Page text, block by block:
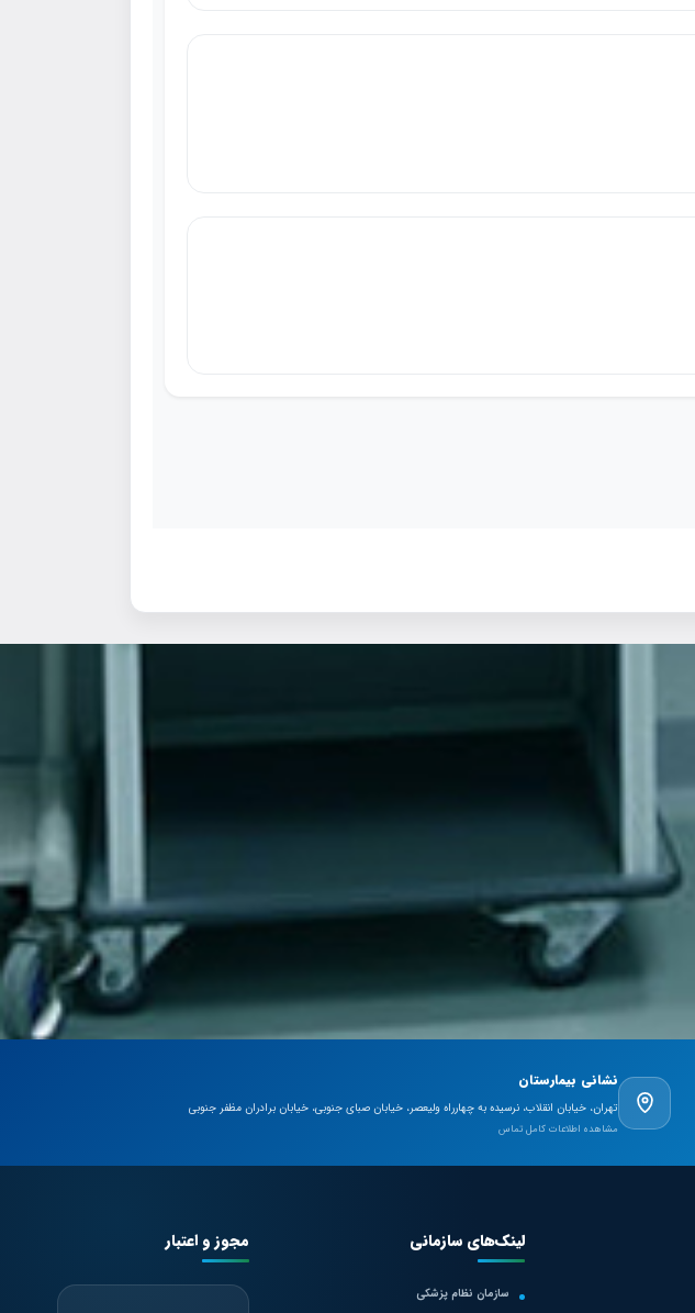
نشانی بیمارستان
تهران، خیابان انقلاب، نرسیده به چهارراه ولیعصر، خیابان صبای جنوبی، خیابان برادران مظفر جنوبی
مشاهده اطلاعات کامل تماس
لینک‌های سازمانی
سازمان نظام پزشکی
مجوز و اعتبار